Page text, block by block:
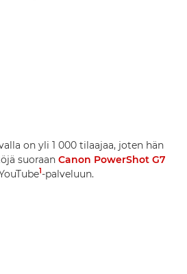
on yli 1 000 tilaajaa, joten hän
suoraan Canon PowerShot G7
1-palveluun.